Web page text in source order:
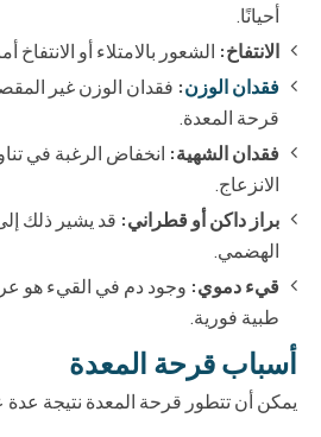
أحيانًا.
الانتفاخ: الشعور بالامتلاء أو الانتفاخ
فقدان الوزن: فقدان الوزن غير
قرحة المعدة.
فقدان الشهية: انخفاض الرغبة في
الانزعاج.
براز داكن أو قطراني: قد يشير ذلك
الهضمي.
قيء دموي: وجود دم في القيء هو
طبية فورية.
أسباب قرحة المعدة
يمكن أن تتطور قرحة المعدة نتيجة عدة